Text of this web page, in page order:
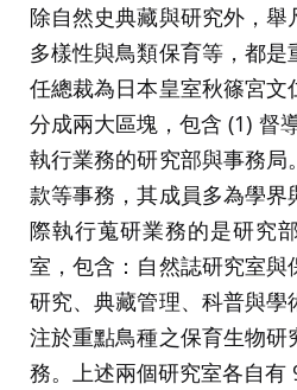
除自然史典藏與研究外，
多樣性與鳥類保育等，都
任總裁為日本皇室秋篠宮
分成兩大區塊，包含 (1) 督
執行業務的研究部與事務局
款等事務，其成員多為學
際執行蒐研業務的是研究
室，包含：自然誌研究室
研究、典藏管理、科普與
注於重點鳥種之保育生物研
務。上述兩個研究室各自有